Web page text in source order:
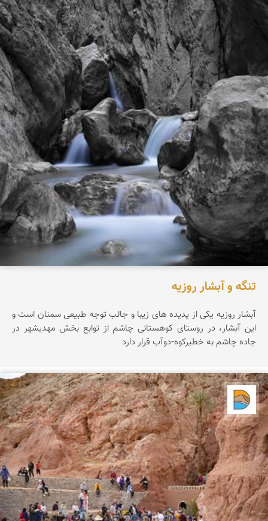
تنگه و آبشار روزیه
آبشار روزيه يکی از پديده های زيبا و جالب توجه طبيعی سمنان است و
اين آبشار، در روستای کوهستانی چاشم از توابع بخش مهديشهر در
جاده چاشم به خطیرکوه-دوآب قرار دارد
دریاچه کویر